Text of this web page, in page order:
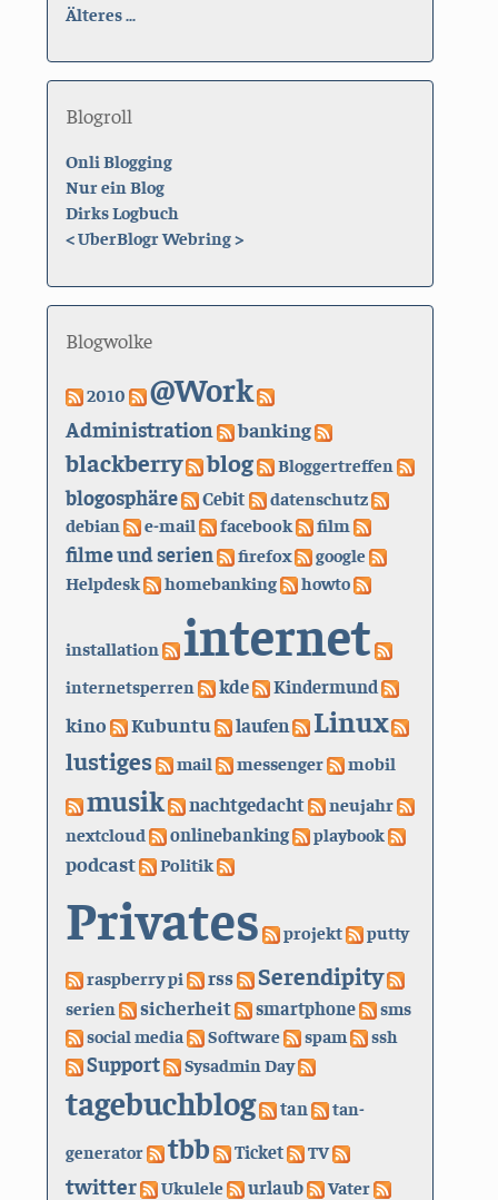
Älteres ...
Blogroll
Onli Blogging
Nur ein Blog
Dirks Logbuch
<UberBlogr Webring>
Blogwolke
2010 @Work
Administration banking
blackberry blog Bloggertreffen
blogosphäre Cebit datenschutz
debian e-mail facebook film
filme und serien firefox
google
Helpdesk
homebanking howto
installation internet
internetsperren kde Kindermund
kino Kubuntu laufen Linux
lustiges mail messenger mobil
musik nachtgedacht neujahr
nextcloud onlinebanking playbook
podcast Politik
Privates projekt putty
raspberry pi rss Serendipity
serien sicherheit smartphone
sms
social media
Software spam ssh
Support Sysadmin Day
tagebuchblog tan
tan-
generator
tbb Ticket TV
twitter Ukulele urlaub Vater